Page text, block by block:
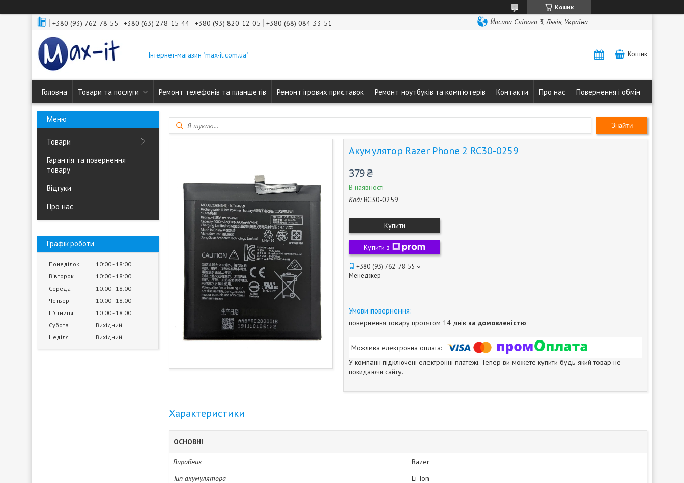
Кошик
+380 (93) 762-78-55 +380 (63) 278-15-44 +380 (93) 820-12-05 +380 (68) 084-33-51 Йосипа Сліпого 3, Львів, Україна
Інтернет-магазин "max-it.com.ua" Кошик
Головна Товари та послуги Ремонт телефонів та планшетів Ремонт ігрових приставок Ремонт ноутбуків та комп'ютерів Контакти Про нас Повернення і обмін
Товари
Гарантія та повернення
товару
Відгуки
Про нас
Графік роботи
Понеділок 10:00 18:00
Вівторок
10:00 18:00
Середа
10:00 18:00
Четвер
10:00 18:00
Пʼятниця
10:00 18:00
Субота
Вихідний
Неділя
Вихідний
Знайти
Акумулятор Razer Phone 2 RC30-0259
379 ₴
В наявності
Код: RC30-0259
Купити
Купити з
+380 (93) 762-78-55
Менеджер
повернення товару протягом 14 днів за домовленістю
У компанії підключені електронні платежі. Тепер ви можете купити будь-який товар не
покидаючи сайту.
Характеристики
ОСНОВНІ
Виробник
Razer
Тип акумулятора
Li-Ion